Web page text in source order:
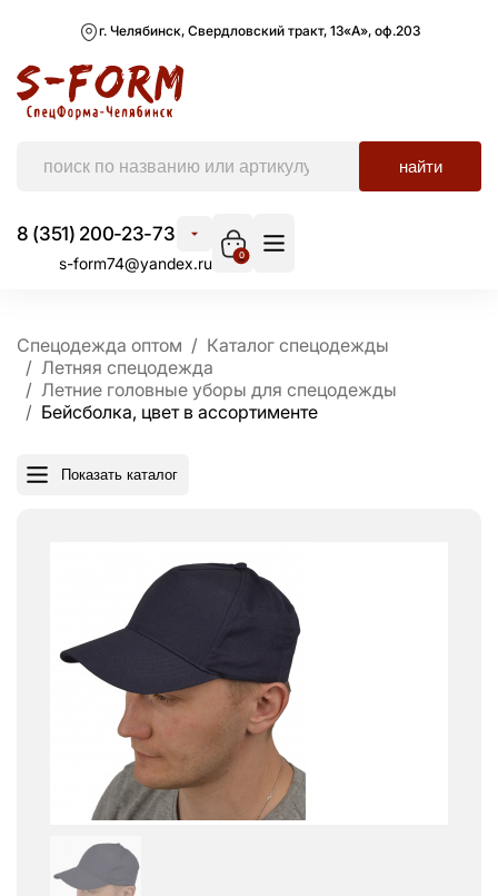
г. Челябинск, Свердловский тракт, 13«А», оф.203
найти
8 (351) 200-23-73
s-form74@yandex.ru 0
Спецодежда оптом
Каталог спецодежды
Летняя спецодежда
Летние головные уборы для спецодежды
Бейсболка, цвет в ассортименте
Показать каталог